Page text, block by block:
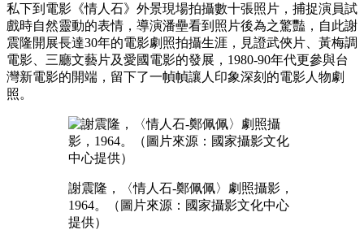
私下到電影《情人石》外景現場拍攝數十張照片，捕捉演員試
戲時自然靈動的表情，導演潘壘看到照片後為之驚豔，自此謝
震隆開展長達30年的電影劇照拍攝生涯，見證武俠片、黃梅調
電影、三廳文藝片及愛國電影的發展，1980-90年代更參與台
灣新電影的開端，留下了一幀幀讓人印象深刻的電影人物劇
照。
謝震隆，〈情人石-鄭佩佩〉劇照攝影，
1964。（圖片來源：國家攝影文化中心
提供）